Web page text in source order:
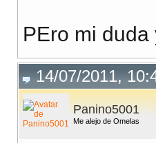
PEro mi
14/07/2011,
Panino5001
Me alejo de Omelas